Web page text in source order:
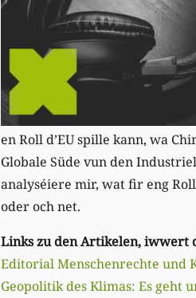
en Roll d’EU spille kann, wa
Globale Süde vun den
analyséiere mir, wat fir eng
oder och net.
Links zu den Artikelen, iwwert
Editorial Menschenrechte und
Geopolitik des Klimas: Es geht